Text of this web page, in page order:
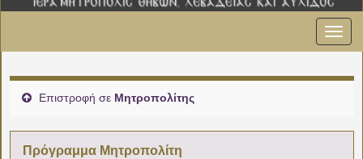
Επιστροφή σε Μητροπολίτης
Πρόγραμμα Μητροπολίτη
02:00